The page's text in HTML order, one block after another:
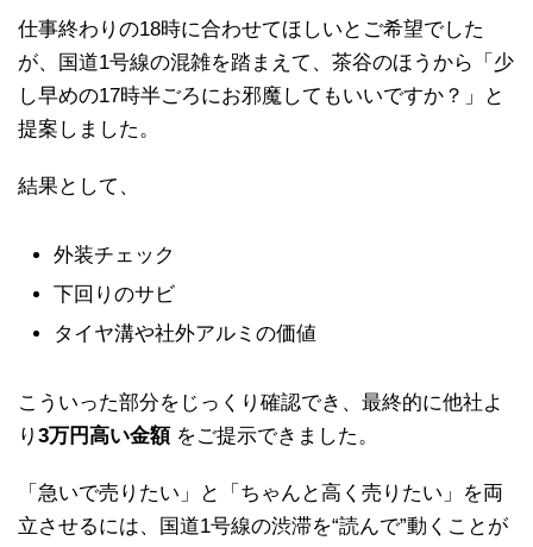
仕事終わりの18時に合わせてほしいとご希望でした
が、国道1号線の混雑を踏まえて、茶谷のほうから「少
し早めの17時半ごろにお邪魔してもいいですか？」と
提案しました。
結果として、
外装チェック
下回りのサビ
タイヤ溝や社外アルミの価値
こういった部分をじっくり確認でき、最終的に他社よ
り 3万円高い金額 をご提示できました。
「急いで売りたい」と「ちゃんと高く売りたい」を両
立させるには、国道1号線の渋滞を“読んで”動くことが